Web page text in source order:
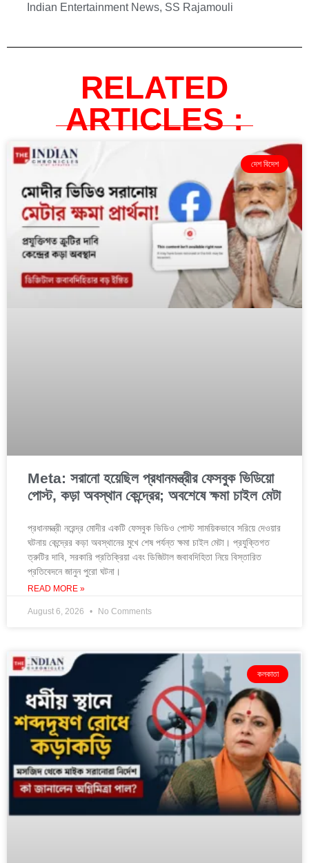
Indian Entertainment News, SS Rajamouli
RELATED
ARTICLES :
দেশ বিদেশ
Meta: সরানো হয়েছিল প্রধানমন্ত্রীর ফেসবুক ভিডিয়ো
পোস্ট, কড়া অবস্থান কেন্দ্রের; অবশেষে ক্ষমা চাইল মেটা
প্রধানমন্ত্রী নরেন্দ্র মোদীর একটি ফেসবুক ভিডিও পোস্ট সাময়িকভাবে সরিয়ে দেওয়ার
ঘটনায় কেন্দ্রের কড়া অবস্থানের মুখে শেষ পর্যন্ত ক্ষমা চাইল মেটা। প্রযুক্তিগত
ত্রুটির দাবি, সরকারি প্রতিক্রিয়া এবং ডিজিটাল জবাবদিহিতা নিয়ে বিস্তারিত
প্রতিবেদনে জানুন পুরো ঘটনা।
READ MORE »
August 6, 2026 No Comments
কলকাতা